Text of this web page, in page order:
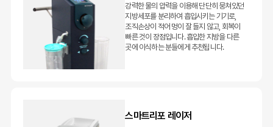
강력한 물의 압력을 이용해 단단히 뭉쳐있던
지방세포를 분리하여 흡입시키는 기기로,
조직손상이 적어 멍이 잘 들지 않고, 회복이
빠른 것이 장점입니다. 흡입한 지방을 다른
곳에 이식하는 분들에게 추천됩니다.
스마트리포 레이저